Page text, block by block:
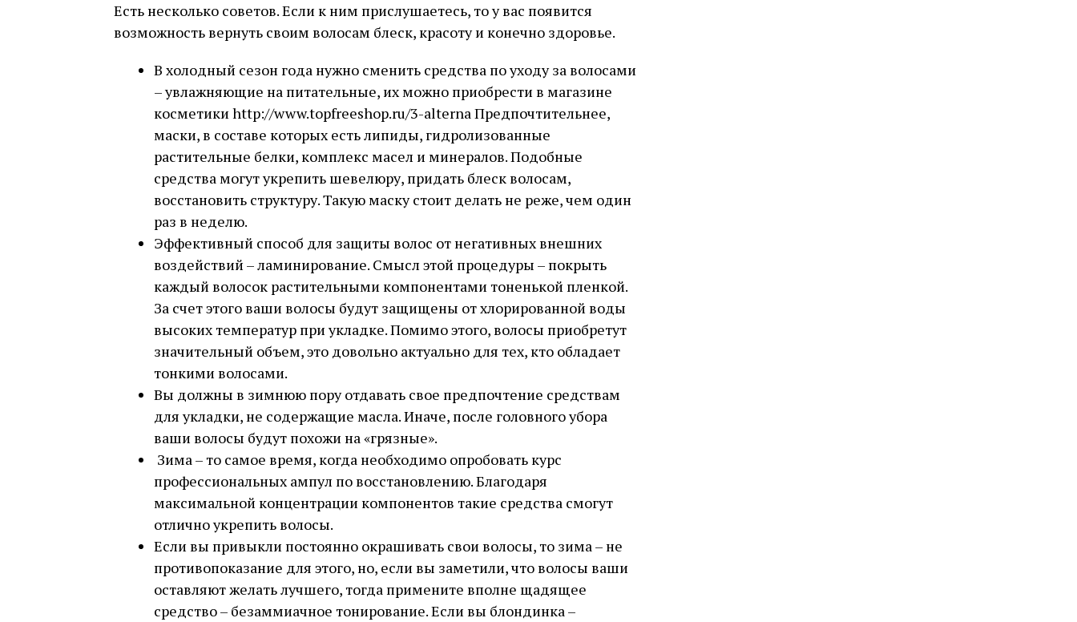
Есть несколько советов. Если к ним прислушаетесь, то у вас появится
возможность вернуть своим волосам блеск, красоту и конечно здоровье.
В холодный сезон года нужно сменить средства по уходу за волосами
– увлажняющие на питательные, их можно приобрести в магазине
косметики http://www.topfreeshop.ru/3-alterna Предпочтительнее,
маски, в составе которых есть липиды, гидролизованные
растительные белки, комплекс масел и минералов. Подобные
средства могут укрепить шевелюру, придать блеск волосам,
восстановить структуру. Такую маску стоит делать не реже, чем один
раз в неделю.
Эффективный способ для защиты волос от негативных внешних
воздействий – ламинирование. Смысл этой процедуры – покрыть
каждый волосок растительными компонентами тоненькой пленкой.
За счет этого ваши волосы будут защищены от хлорированной воды
высоких температур при укладке. Помимо этого, волосы приобретут
значительный объем, это довольно актуально для тех, кто обладает
тонкими волосами.
Вы должны в зимнюю пору отдавать свое предпочтение средствам
для укладки, не содержащие масла. Иначе, после головного убора
ваши волосы будут похожи на «грязные».
Зима – то самое время, когда необходимо опробовать курс
профессиональных ампул по восстановлению. Благодаря
максимальной концентрации компонентов такие средства смогут
отлично укрепить волосы.
Если вы привыкли постоянно окрашивать свои волосы, то зима – не
противопоказание для этого, но, если вы заметили, что волосы ваши
оставляют желать лучшего, тогда примените вполне щадящее
средство – безаммиачное тонирование. Если вы блондинка –